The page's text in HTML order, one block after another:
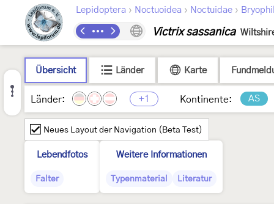
Lepidoptera › Noctuoidea › Noctuidae ›
Victrix sassanica
Übersicht Länder Karte
Länder: +1 Kontinente: AS
Neues Layout der Navigation (Beta Test)
Lebendfotos
Falter
Weitere Informationen
Typenmaterial Literatur